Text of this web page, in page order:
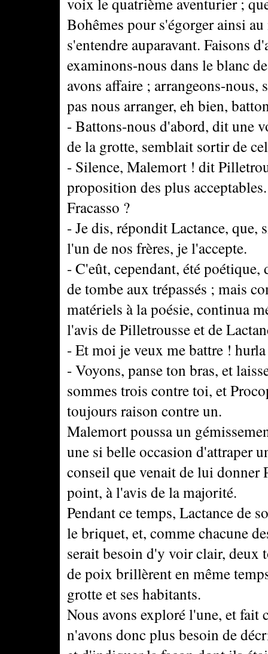
Bohêmes pour s'égorger ainsi
s'entendre auparavant. Faisons
examinons-nous dans le blanc
avons affaire ; arrangeons-
pas nous arranger, eh bien,
- Battons-nous d'abord, dit une
de la grotte, semblait sortir de
- Silence, Malemort ! dit
proposition des plus
Fracasso ?
- Je dis, répondit Lactance, que,
l'un de nos frères, je l'accepte.
- C'eût, cependant, été
de tombe aux trépassés ; mais
matériels à la poésie, continua
l'avis de Pilletrousse et de
- Et moi je veux me battre !
- Voyons, panse ton bras, et
sommes trois contre toi, et
toujours raison contre un.
Malemort poussa un
une si belle occasion d'attraper
conseil que venait de lui donner
point, à l'avis de la majorité.
Pendant ce temps, Lactance de
le briquet, et, comme chacune
serait besoin d'y voir clair, deux
de poix brillèrent en même
grotte et ses habitants.
Nous avons exploré l'une, et fait
n'avons donc plus besoin de